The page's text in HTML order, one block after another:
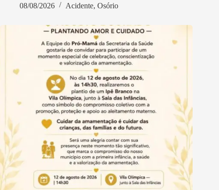
08/08/2026
Acidente, Osório